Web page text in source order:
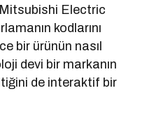
Mitsubishi Electric
kodlarını
bir ürünün nasıl
devi bir markanın
de interaktif bir